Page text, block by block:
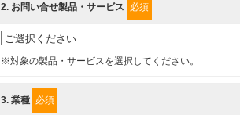
富士ソフト株式会社
個人情報保護管理担当役員
2. お問い合せ製品・サービス 必須
※対象の製品・サービスを選択してください。
3. 業種 必須